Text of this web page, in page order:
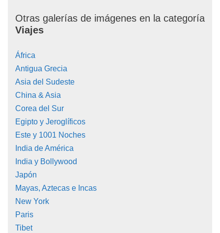
Otras galerías de imágenes en la categoría
Viajes
África
Antigua Grecia
Asia del Sudeste
China & Asia
Corea del Sur
Egipto y Jeroglíficos
Este y 1001 Noches
India de América
India y Bollywood
Japón
Mayas, Aztecas e Incas
New York
Paris
Tibet